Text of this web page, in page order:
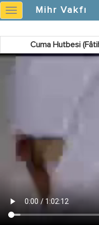
Mihr
Vakfı
Mihr Vakfı
}
Cuma Hutbesi